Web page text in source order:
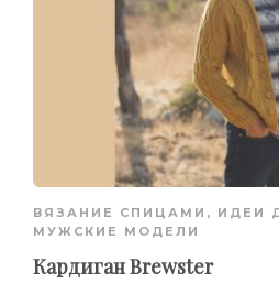
ВЯЗАНИЕ СПИЦАМИ , ИДЕИ
МУЖСКИЕ МОДЕЛИ
Кардиган Brewster